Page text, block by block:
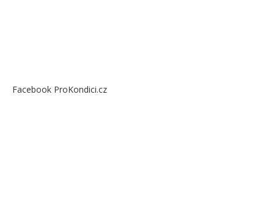
Facebook ProKondici.cz